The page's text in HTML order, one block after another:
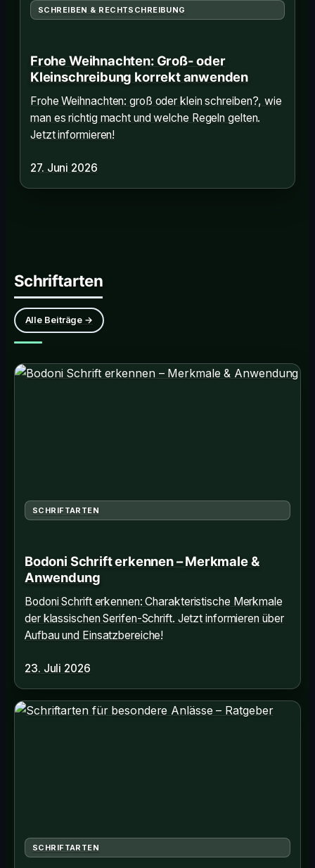
SCHREIBEN & RECHTSCHREIBUNG
Frohe Weihnachten: Groß- oder
Kleinschreibung korrekt anwenden
Frohe Weihnachten: groß oder klein schreiben?, wie
man es richtig macht und welche Regeln gelten.
Jetzt informieren!
27. Juni 2026
Schriftarten
Alle Beiträge →
SCHRIFTARTEN
Bodoni Schrift erkennen – Merkmale &
Anwendung
Bodoni Schrift erkennen: Charakteristische Merkmale
der klassischen Serifen-Schrift. Jetzt informieren über
Aufbau und Einsatzbereiche!
23. Juli 2026
SCHRIFTARTEN